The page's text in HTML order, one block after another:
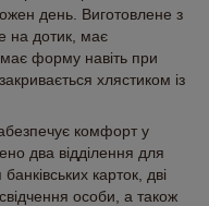
день. Виготовлене з
на дотик, має
форму навіть при
хлястиком із
комфорт у
два відділення для
карток, дві
особи, а також